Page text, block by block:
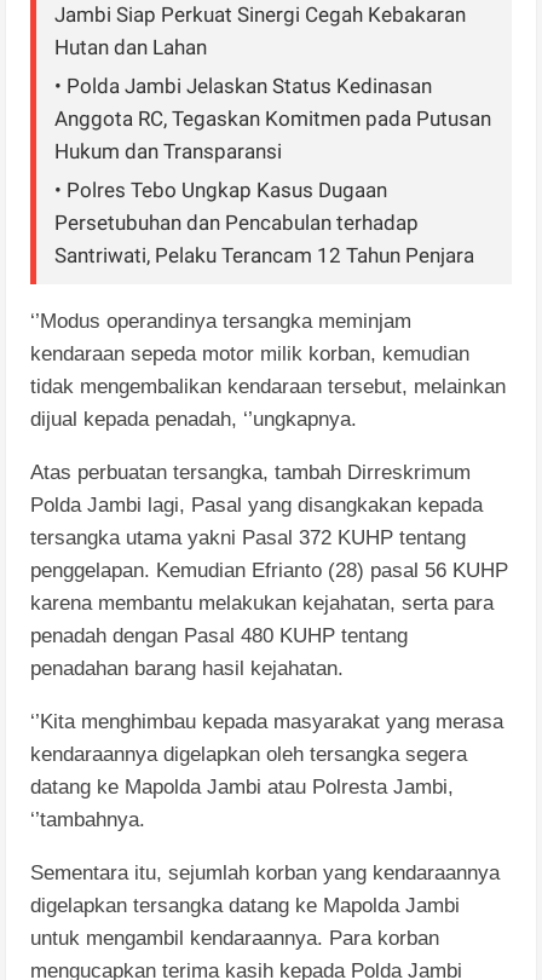
Jambi Siap Perkuat Sinergi Cegah Kebakaran
Hutan dan Lahan
• Polda Jambi Jelaskan Status Kedinasan
Anggota RC, Tegaskan Komitmen pada Putusan
Hukum dan Transparansi
• Polres Tebo Ungkap Kasus Dugaan
Persetubuhan dan Pencabulan terhadap
Santriwati, Pelaku Terancam 12 Tahun Penjara
‘’Modus operandinya tersangka meminjam
kendaraan sepeda motor milik korban, kemudian
tidak mengembalikan kendaraan tersebut, melainkan
dijual kepada penadah, ‘’ungkapnya.
Atas perbuatan tersangka, tambah Dirreskrimum
Polda Jambi lagi, Pasal yang disangkakan kepada
tersangka utama yakni Pasal 372 KUHP tentang
penggelapan. Kemudian Efrianto (28) pasal 56 KUHP
karena membantu melakukan kejahatan, serta para
penadah dengan Pasal 480 KUHP tentang
penadahan barang hasil kejahatan.
‘’Kita menghimbau kepada masyarakat yang merasa
kendaraannya digelapkan oleh tersangka segera
datang ke Mapolda Jambi atau Polresta Jambi,
‘’tambahnya.
Sementara itu, sejumlah korban yang kendaraannya
digelapkan tersangka datang ke Mapolda Jambi
untuk mengambil kendaraannya. Para korban
mengucapkan terima kasih kepada Polda Jambi